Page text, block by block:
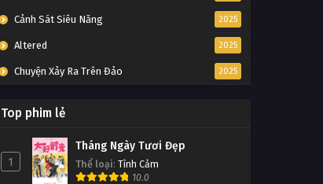
Cảnh Sát Siêu Năng 2025
Altered 2025
Chuyện Xảy Ra Trên Đảo 2025
Top phim lẻ
1
Tháng Ngày Tươi Đẹp
Thể loại: Tình Cảm
10.0